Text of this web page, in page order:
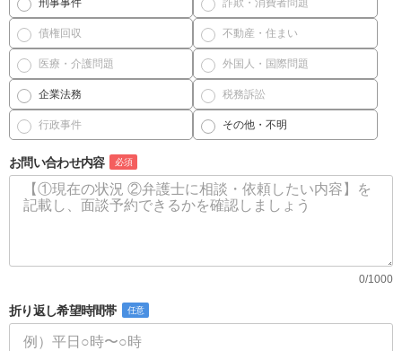
債権回収 不動産・住まい
医療・介護問題 外国人・国際問題
企業法務 税務訴訟
行政事件 その他・不明
お問い合わせ内容 必須
0/1000
折り返し希望時間帯 任意